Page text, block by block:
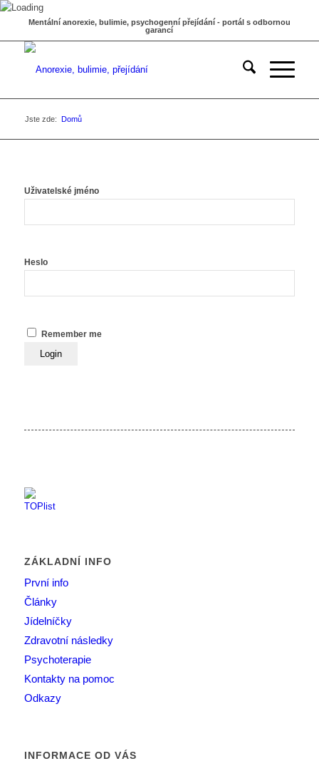
Mentální anorexie, bulimie, psychogenní přejídání - portál s odbornou
garancí
Jste zde: Domů
Uživatelské jméno
Heslo
Remember me
ZÁKLADNÍ INFO
První info
Články
Jídelníčky
Zdravotní následky
Psychoterapie
Kontakty na pomoc
Odkazy
INFORMACE OD VÁS